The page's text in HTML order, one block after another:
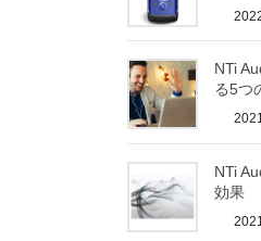
NTi
る5つ
NTi
効果